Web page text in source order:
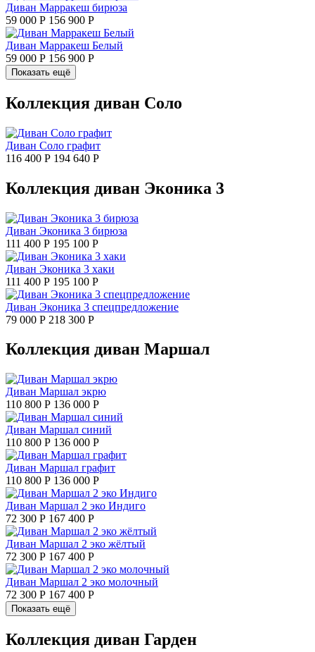
Диван Марракеш бирюза
59 000 Р 156 900 Р
Диван Марракеш Белый
59 000 Р 156 900 Р
Показать ещё
Коллекция диван Соло
Диван Соло графит
116 400 Р 194 640 Р
Коллекция диван Эконика 3
Диван Эконика 3 бирюза
111 400 Р 195 100 Р
Диван Эконика 3 хаки
111 400 Р 195 100 Р
Диван Эконика 3 спецпредложение
79 000 Р 218 300 Р
Коллекция диван Маршал
Диван Маршал экрю
110 800 Р 136 000 Р
Диван Маршал синий
110 800 Р 136 000 Р
Диван Маршал графит
110 800 Р 136 000 Р
Диван Маршал 2 эко Индиго
72 300 Р 167 400 Р
Диван Маршал 2 эко жёлтый
72 300 Р 167 400 Р
Диван Маршал 2 эко молочный
72 300 Р 167 400 Р
Показать ещё
Коллекция диван Гарден